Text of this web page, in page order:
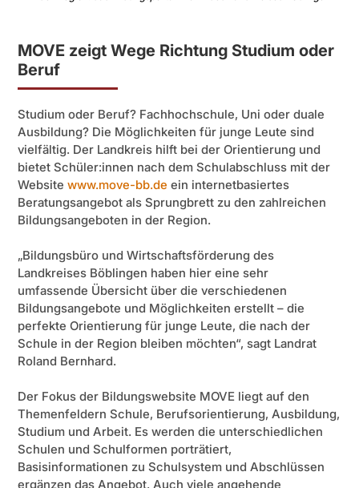
MOVE zeigt Wege Richtung Studium oder
Beruf
Studium oder Beruf? Fachhochschule, Uni oder duale
Ausbildung? Die Möglichkeiten für junge Leute sind
vielfältig. Der Landkreis hilft bei der Orientierung und
bietet Schüler:innen nach dem Schulabschluss mit der
Websitewww.move-bb.de ein internetbasiertes
Beratungsangebot als Sprungbrett zu den zahlreichen
Bildungsangeboten in der Region.
„Bildungsbüro und Wirtschaftsförderung des
Landkreises Böblingen haben hier eine sehr
umfassende Übersicht über die verschiedenen
Bildungsangebote und Möglichkeiten erstellt – die
perfekte Orientierung für junge Leute, die nach der
Schule in der Region bleiben möchten“, sagt Landrat
Roland Bernhard.
Der Fokus der Bildungswebsite MOVE liegt auf den
Themenfeldern Schule, Berufsorientierung, Ausbildung,
Studium und Arbeit. Es werden die unterschiedlichen
Schulen und Schulformen porträtiert,
Basisinformationen zu Schulsystem und Abschlüssen
ergänzen das Angebot. Auch viele angehende